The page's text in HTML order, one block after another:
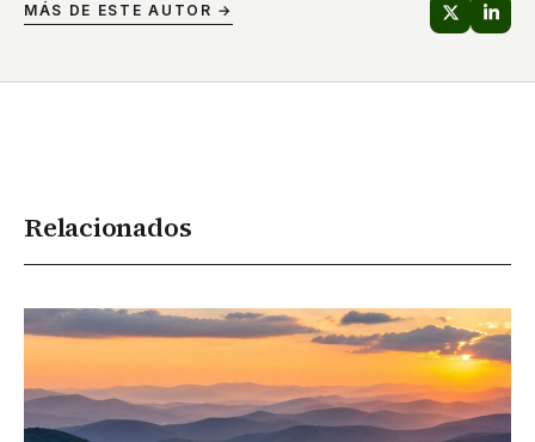
MÁS DE ESTE AUTOR →
Relacionados